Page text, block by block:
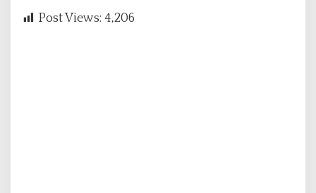
Post Views: 4,206